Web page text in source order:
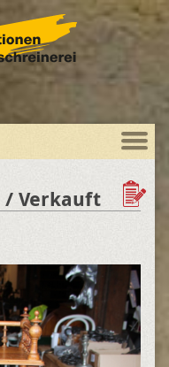
/ Verkauft